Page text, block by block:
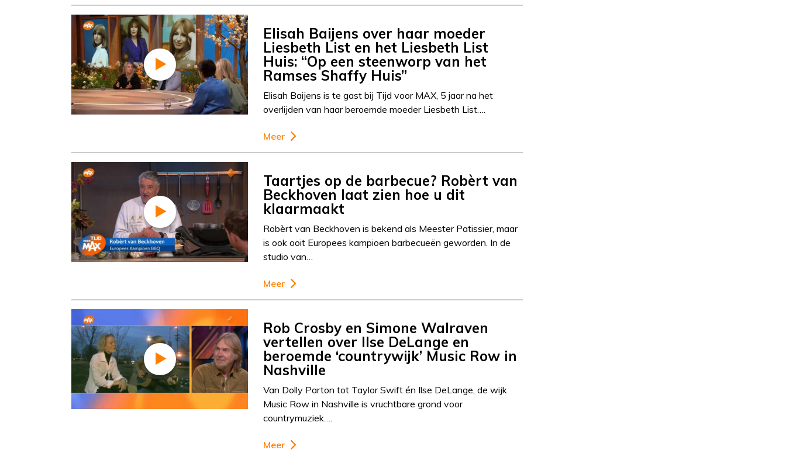
Elisah Baijens over haar moeder
Liesbeth List en het Liesbeth List
Huis: “Op een steenworp van het
Ramses Shaffy Huis”
Elisah Baijens is te gast bij Tijd voor MAX, 5 jaar na het
overlijden van haar beroemde moeder Liesbeth List….
Meer
Taartjes op de barbecue? Robèrt van
Beckhoven laat zien hoe u dit
klaarmaakt
Robèrt van Beckhoven is bekend als Meester Patissier, maar
is ook ooit Europees kampioen barbecueën geworden. In de
studio van…
Meer
Rob Crosby en Simone Walraven
vertellen over Ilse DeLange en
beroemde ‘countrywijk’ Music Row in
Nashville
Van Dolly Parton tot Taylor Swift én Ilse DeLange, de wijk
Music Row in Nashville is vruchtbare grond voor
countrymuziek….
Meer